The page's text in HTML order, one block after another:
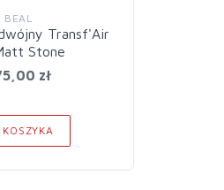
BEAL
Transf'Air
Stone
zł
KOSZYKA